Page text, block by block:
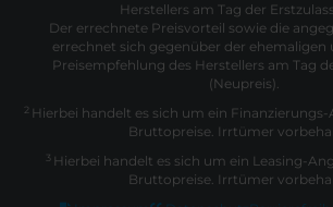
Herstellers am Tag der
Der errechnete Preisvorteil sowie die
errechnet sich gegenüber der ehemaligen
Preisempfehlung des Herstellers am Tag
(Neupreis).
2 Hierbei handelt es sich um ein
Bruttopreise. Irrtümer
3 Hierbei handelt es sich um ein Leasing-
Bruttopreise. Irrtümer